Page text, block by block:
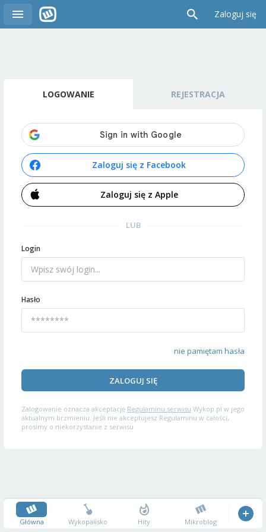
Zaloguj się
LOGOWANIE REJESTRACJA
Zaloguj się z Facebook
Zaloguj się z Apple
LUB
Login
Hasło
nie pamiętam hasła
ZALOGUJ SIĘ
Zalogowanie oznacza akceptację Regulaminu serwisu Wykop.pl w jego
aktualnym brzmieniu. Jeśli nie akceptujesz Regulaminu w całości,
prosimy o niekorzystanie z serwisu.
Główna Wykopalisko Hity Mikroblog